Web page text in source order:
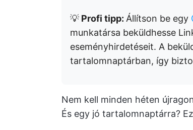
💡 Profi tipp: Állítson be egy
munkatársa beküldhesse
eseményhirdetéseit. A
tartalomnaptárban, így
Nem kell minden héten
És egy jó tartalomnaptárra?